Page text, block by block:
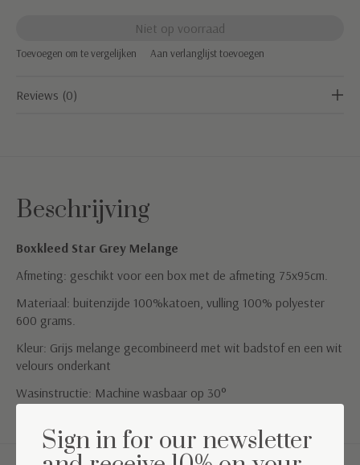
Niet op voorraad
Toevoegen om te vergelijken Aan verlanglijst toevoegen
Reviews (0)
Beschrijving
Boxkleed Star Grey Melange
Afmeting: geschikt voor een box met de afmeting 75x95cm.
Materiaal: buitenzijde 100%katoen, vulling 100% polyester
600 grams.
Kleur: Grijs melange gecombineerd met wit badstof en een wit
velours onderkant
Wasinstructie: Machine wasbaar op 30°
Sign in for our newsletter